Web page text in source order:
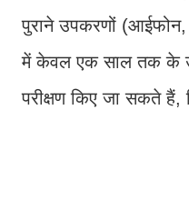
पुराने उपकरणों
में केवल एक साल तक के
परीक्षण किए जा सकते